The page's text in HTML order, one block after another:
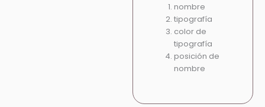
nombre
tipografía
color de
tipografía
posición de
nombre